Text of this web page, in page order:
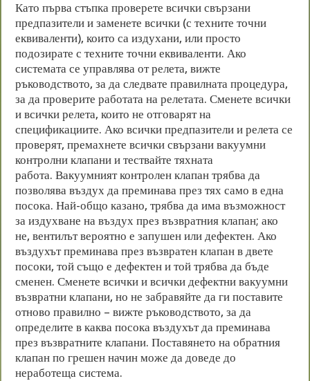
Като първа стъпка проверете всички свързани
предпазители и заменете всички (с техните точни
еквиваленти), които са издухани, или просто
подозирате с техните точни еквиваленти. Ако
системата се управлява от релета, вижте
ръководството, за да следвате правилната процедура,
за да проверите работата на релетата. Сменете всички
и всички релета, които не отговарят на
спецификациите. Ако всички предпазители и релета се
проверят, премахнете всички свързани вакуумни
контролни клапани и тествайте тяхната
работа. Вакуумният контролен клапан трябва да
позволява въздух да преминава през тях само в една
посока. Най-общо казано, трябва да има възможност
за издухване на въздух през възвратния клапан; ако
не, вентилът вероятно е запушен или дефектен. Ако
въздухът преминава през възвратен клапан в двете
посоки, той също е дефектен и той трябва да бъде
сменен. Сменете всички и всички дефектни вакуумни
възвратни клапани, но не забравяйте да ги поставите
отново правилно – вижте ръководството, за да
определите в каква посока въздухът да преминава
през възвратните клапани. Поставянето на обратния
клапан по грешен начин може да доведе до
неработеща система.